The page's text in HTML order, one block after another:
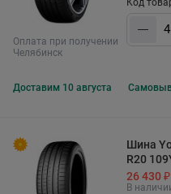
Оплата при получении
Челябинск
Код
Доставим 10 августа
Шина
R20
26 430 ₽
В